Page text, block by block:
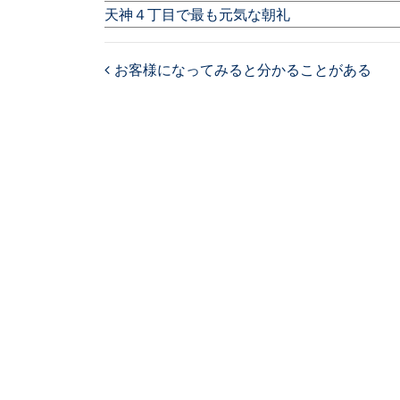
天神４丁目で最も元気な朝礼
お客様になってみると分かることがある